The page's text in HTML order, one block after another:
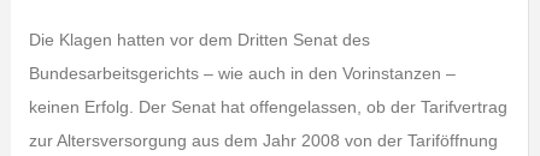
Die Klagen hatten vor dem Dritten Senat des
Bundesarbeitsgerichts – wie auch in den Vorinstanzen –
keinen Erfolg. Der Senat hat offengelassen, ob der Tarifvertrag
zur Altersversorgung aus dem Jahr 2008 von der Tariföffnung